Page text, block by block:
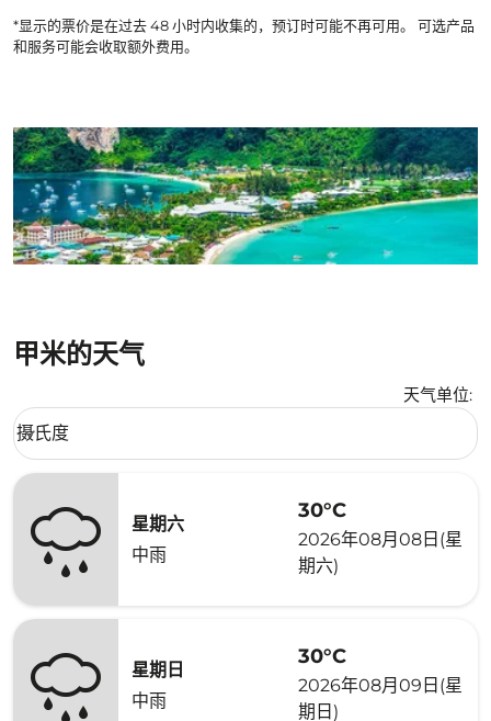
*显示的票价是在过去 48 小时内收集的，预订时可能不再可用。 可选产品
和服务可能会收取额外费用。
甲米的天气
天气单位:
Weather unit option 摄氏度 Selected
摄氏度
keyboard_arrow_down
星期六
中雨
30°C
2026年08月08日(星
期六)
星期日
中雨
30°C
2026年08月09日(星
期日)